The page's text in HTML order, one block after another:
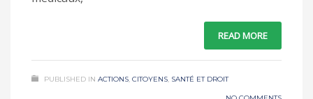
READ MORE
PUBLISHED IN ACTIONS CITOYENS SANTÉ ET DROIT